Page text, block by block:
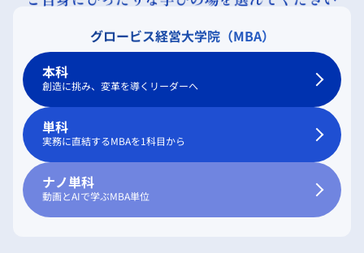
グロービス経営大学院（MBA）
本科
創造に挑み、変革を導くリーダーへ
単科
実務に直結するMBAを1科目から
ナノ単科
動画とAIで学ぶMBA単位